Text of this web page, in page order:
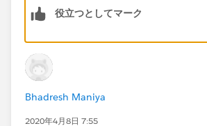
役立つとしてマーク
Bhadresh Maniya
2020年4月8日 7:55